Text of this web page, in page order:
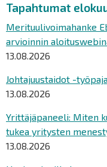
Tapahtumat
Merituulivoimahanke
arvioinnin
13.08.2026
Johtajuustaidot -
13.08.2026
Yrittäjäpaneeli: Miten
tukea yritysten
13.08.2026